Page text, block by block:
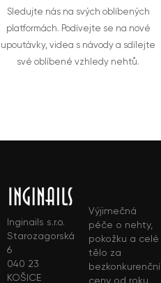
Sledujte nás na svých oblíbených
platformách. Podívejte se na nové
upoutávky, videa s návody a sdílejte
své oblíbené vzhledy nehtů.
Inginails s.r.o.
Starozagorská
6
040 23
KOŠICE
Výjimečná
péče o nehty,
pokožku a celé
tělo za
bezkonkurenční
ceny od roku